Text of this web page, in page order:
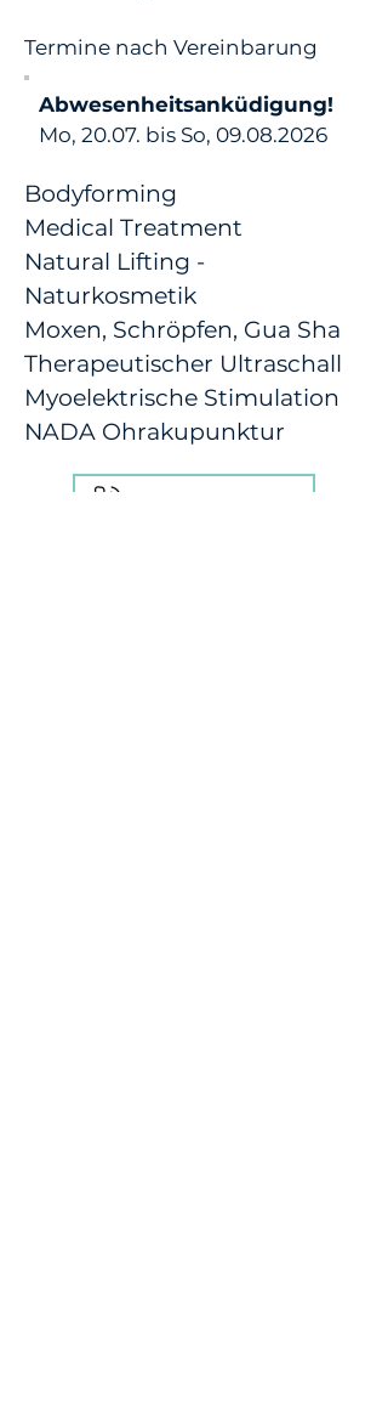
Termine nach Vereinbarung
Abwesenheitsanküdigung!
Mo, 20.07. bis So, 09.08.2026
Bodyforming
Medical Treatment
Natural Lifting -
Naturkosmetik
Moxen, Schröpfen, Gua Sha
Therapeutischer Ultraschall
Myoelektrische Stimulation
NADA Ohrakupunktur